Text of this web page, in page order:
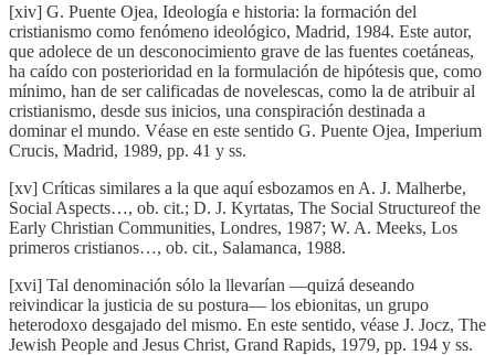
[xiv] G. Puente Ojea, Ideología e historia: la formación del
cristianismo como fenómeno ideológico, Madrid, 1984. Este autor,
que adolece de un desconocimiento grave de las fuentes coetáneas,
ha caído con posterioridad en la formulación de hipótesis que, como
mínimo, han de ser calificadas de novelescas, como la de atribuir al
cristianismo, desde sus inicios, una conspiración destinada a
dominar el mundo. Véase en este sentido G. Puente Ojea, Imperium
Crucis, Madrid, 1989, pp. 41 y ss.
[xv] Críticas similares a la que aquí esbozamos en A. J. Malherbe,
Social Aspects…, ob. cit.; D. J. Kyrtatas, The Social Structureof the
Early Christian Communities, Londres, 1987; W. A. Meeks, Los
primeros cristianos…, ob. cit., Salamanca, 1988.
[xvi] Tal denominación sólo la llevarían —quizá deseando
reivindicar la justicia de su postura— los ebionitas, un grupo
heterodoxo desgajado del mismo. En este sentido, véase J. Jocz, The
Jewish People and Jesus Christ, Grand Rapids, 1979, pp. 194 y ss.